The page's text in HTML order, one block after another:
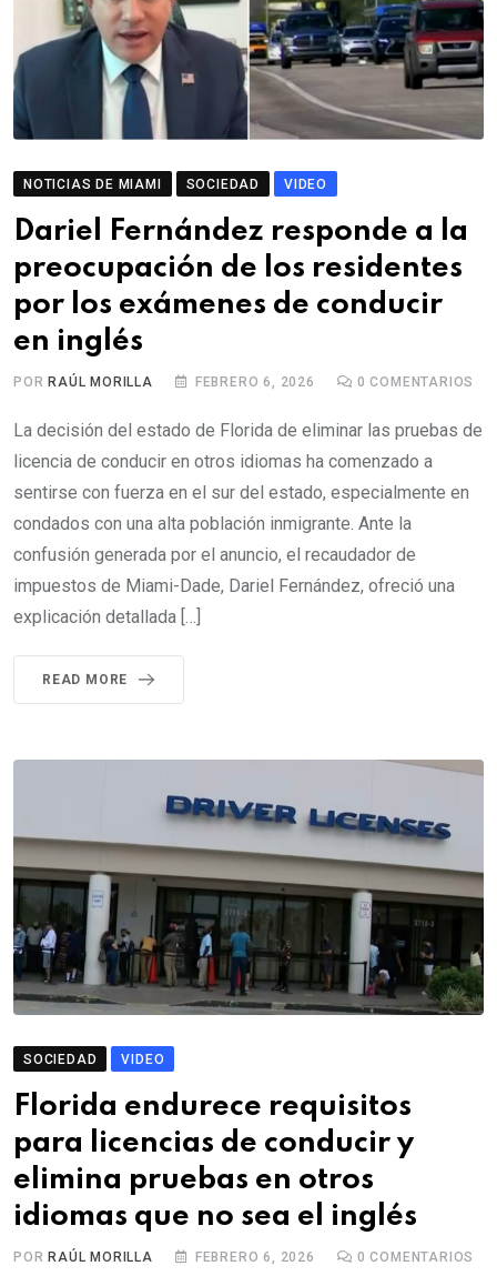
NOTICIAS DE MIAMI SOCIEDAD VIDEO
Dariel Fernández responde a la
preocupación de los residentes
por los exámenes de conducir
en inglés
PORRAÚL MORILLA FEBRERO 6, 2026 0 COMENTARIOS
La decisión del estado de Florida de eliminar las pruebas de
licencia de conducir en otros idiomas ha comenzado a
sentirse con fuerza en el sur del estado, especialmente en
condados con una alta población inmigrante. Ante la
confusión generada por el anuncio, el recaudador de
impuestos de Miami-Dade, Dariel Fernández, ofreció una
explicación detallada […]
READ MORE
SOCIEDAD VIDEO
Florida endurece requisitos
para licencias de conducir y
elimina pruebas en otros
idiomas que no sea el inglés
PORRAÚL MORILLA FEBRERO 6, 2026 0 COMENTARIOS